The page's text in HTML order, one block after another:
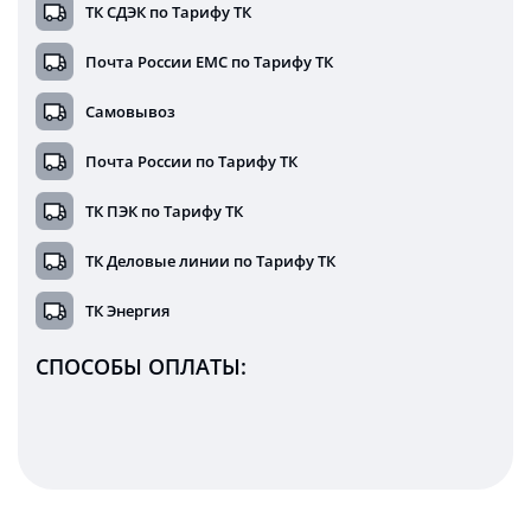
ТК СДЭК по Тарифу ТК
Почта России ЕМС по Тарифу ТК
Самовывоз
Почта России по Тарифу ТК
ТК ПЭК по Тарифу ТК
ТК Деловые линии по Тарифу ТК
ТК Энергия
СПОСОБЫ ОПЛАТЫ: